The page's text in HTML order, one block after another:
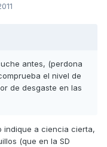
antes, (perdona
el nivel de
de desgaste en las
indique a ciencia cierta,
(que en la SD